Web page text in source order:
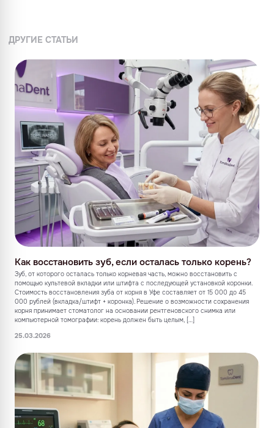
ДРУГИЕ СТАТЬИ
Как восстановить зуб, если осталась только корень?
Зуб, от которого осталась только корневая часть, можно восстановить с
помощью культевой вкладки или штифта с последующей установкой коронки.
Стоимость восстановления зуба от корня в Уфе составляет от 15 000 до 45
000 рублей (вкладка/штифт + коронка). Решение о возможности сохранения
корня принимает стоматолог на основании рентгеновского снимка или
компьютерной томографии: корень должен быть целым, […]
25.03.2026